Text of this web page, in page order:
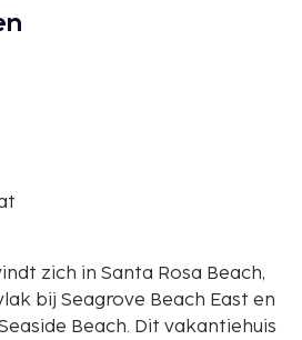
zich in Santa Rosa Beach,
bij Seagrove Beach East en
Dit vakantiehuis